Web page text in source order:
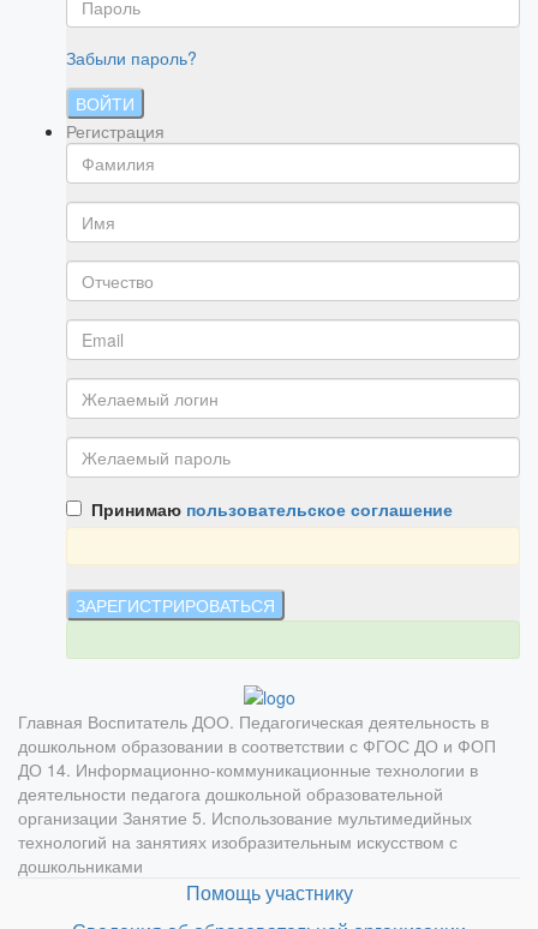
Забыли пароль?
ВОЙТИ
Регистрация
Принимаю пользовательское соглашение
Главная Воспитатель ДОО. Педагогическая деятельность в
дошкольном образовании в соответствии с ФГОС ДО и ФОП
ДО 14. Информационно-коммуникационные технологии в
деятельности педагога дошкольной образовательной
организации Занятие 5. Использование мультимедийных
технологий на занятиях изобразительным искусством с
дошкольниками
Помощь участнику